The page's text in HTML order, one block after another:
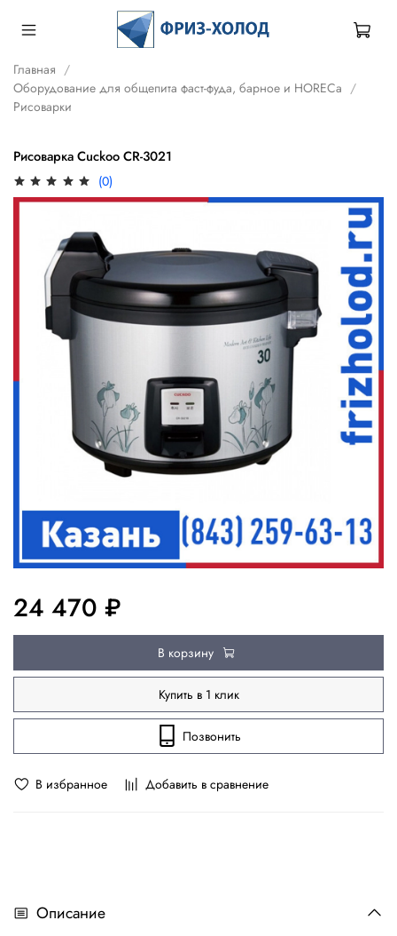
Главная
Оборудование для общепита фаст-фуда, барное и HORECa
Рисоварки
Рисоварка Cuckoo CR-3021
(0)
В избранное Добавить в сравнение
24 470 ₽
В корзину
Купить в 1 клик
Позвонить
Описание